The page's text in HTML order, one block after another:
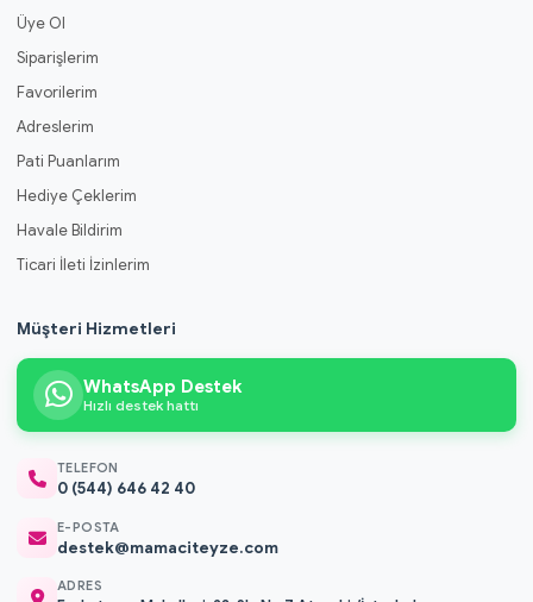
Üye Ol
Siparişlerim
Favorilerim
Adreslerim
Pati Puanlarım
Hediye Çeklerim
Havale Bildirim
Ticari İleti İzinlerim
Müşteri Hizmetleri
WhatsApp Destek
Hızlı destek hattı
TELEFON
0 (544) 646 42 40
E-POSTA
destek@mamaciteyze.com
ADRES